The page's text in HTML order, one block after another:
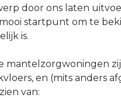
door ons laten
startpunt om te
is.
mantelzorgwoningen
en (mits anders
van: